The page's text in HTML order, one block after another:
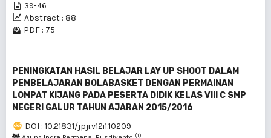
39-46
Abstract : 88
PDF : 75
PENINGKATAN HASIL BELAJAR LAY UP SHOOT DALAM
PEMBELAJARAN BOLABASKET DENGAN PERMAINAN
LOMPAT KIJANG PADA PESERTA DIDIK KELAS VIII C SMP
NEGERI GALUR TAHUN AJARAN 2015/2016
DOI : 10.21831/jpji.v12i1.10209
(1)